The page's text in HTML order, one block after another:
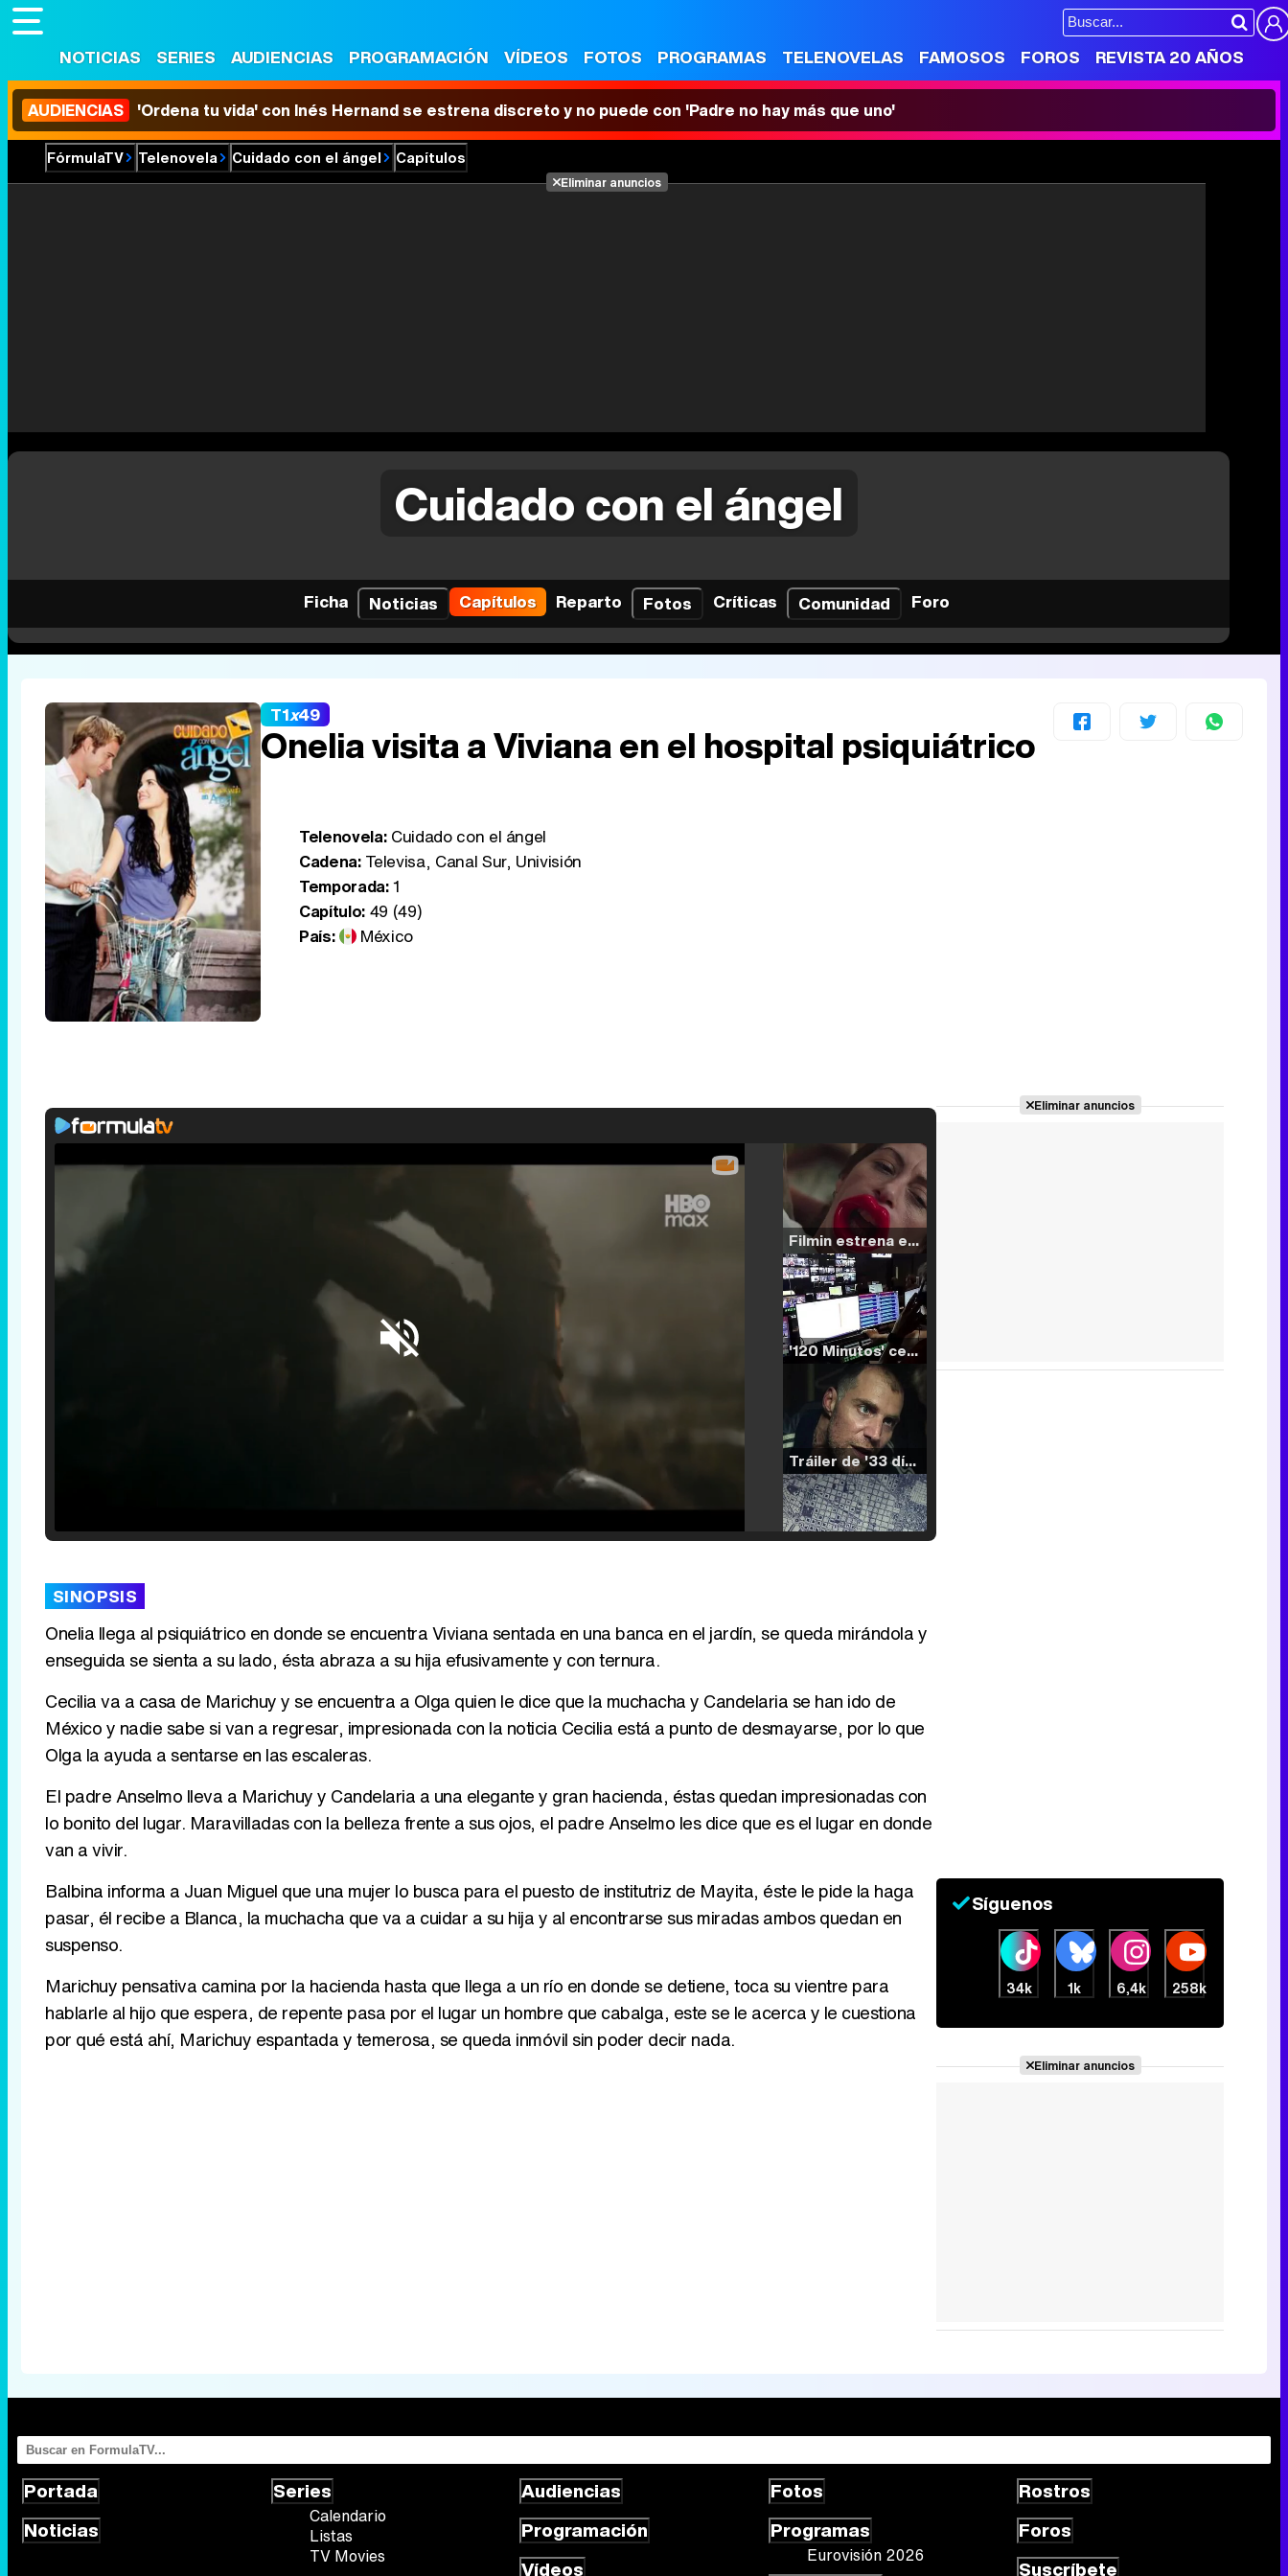
NOTICIAS SERIES AUDIENCIAS PROGRAMACIÓN VÍDEOS FOTOS PROGRAMAS TELENOVELAS FAMOSOS FOROS REVISTA 20 AÑOS
AUDIENCIAS 'Ordena tu vida' con Inés Hernand se estrena discreto y no puede con 'Padre no hay más que uno'
FórmulaTV Telenovela Cuidado con el ángel Capítulos
Eliminar anuncios
Cuidado con el ángel
Ficha Noticias Capítulos Reparto Fotos Críticas Comunidad Foro
T1x49
Onelia visita a Viviana en el hospital psiquiátrico
Telenovela:Cuidado con el ángel
Cadena:Televisa, Canal Sur, Univisión
Temporada:1
Capítulo:49 (49)
País:
México
Filmin estrena el tráiler de 'Millennial Mal', su nueva comedia universitaria de la mano de Lorena Iglesias
'120 Minutos' celebra sus 2.000 programas en Telemadrid con un vídeo del día a día en la redacción
Tráiler de '33 días', la nueva serie de Atresplayer con Julián Villagrán y José Manuel Poga
Canción ganadora de Eurovisión 2026: DARA con "Bangaranga" por Bulgaria
SINOPSIS
Onelia llega al psiquiátrico en donde se encuentra Viviana sentada en una banca en el jardín, se queda mirándola y
enseguida se sienta a su lado, ésta abraza a su hija efusivamente y con ternura.
Cecilia va a casa de Marichuy y se encuentra a Olga quien le dice que la muchacha y Candelaria se han ido de
México y nadie sabe si van a regresar, impresionada con la noticia Cecilia está a punto de desmayarse, por lo que
Olga la ayuda a sentarse en las escaleras.
El padre Anselmo lleva a Marichuy y Candelaria a una elegante y gran hacienda, éstas quedan impresionadas con
lo bonito del lugar. Maravilladas con la belleza frente a sus ojos, el padre Anselmo les dice que es el lugar en donde
van a vivir.
Balbina informa a Juan Miguel que una mujer lo busca para el puesto de institutriz de Mayita, éste le pide la haga
pasar, él recibe a Blanca, la muchacha que va a cuidar a su hija y al encontrarse sus miradas ambos quedan en
suspenso.
Marichuy pensativa camina por la hacienda hasta que llega a un río en donde se detiene, toca su vientre para
hablarle al hijo que espera, de repente pasa por el lugar un hombre que cabalga, este se le acerca y le cuestiona
por qué está ahí, Marichuy espantada y temerosa, se queda inmóvil sin poder decir nada.
Eliminar anuncios
Síguenos
34k 1k 6,4k 258k
Eliminar anuncios
Portada
Noticias
Series
Calendario
Listas
TV Movies
Audiencias
Programación
Vídeos
Fotos
Programas
Eurovisión 2026
Rostros
Foros
Suscríbete